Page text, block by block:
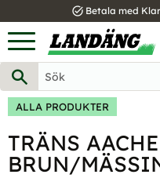
Meny
task_alt Betala med
ALLA PRODUKTER
TRÄNS
BRUN/